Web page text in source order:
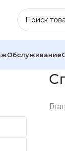
Обслуживание